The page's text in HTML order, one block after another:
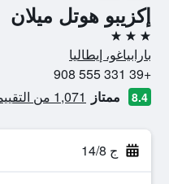
إكزيبو هوتل ميلان
3 نجوم
بارابياغو، إيطاليا
+39 331 555 908
8.4 ممتاز 1,071 من التقييمات تم التحقق منها
ج 14/8